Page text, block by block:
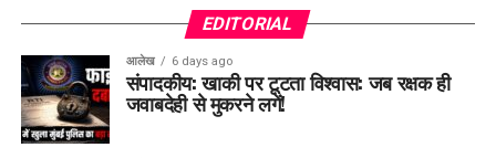
EDITORIAL
आलेख 6 days ago
संपादकीय: खाकी पर टूटता विश्वास: जब रक्षक ही
जवाबदेही से मुकरने लगें!